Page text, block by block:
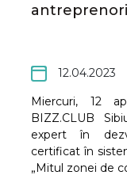
12.04.2023
Miercuri, 12
BIZZ.CLUB
expert în
certificat în
„Mitul zonei de